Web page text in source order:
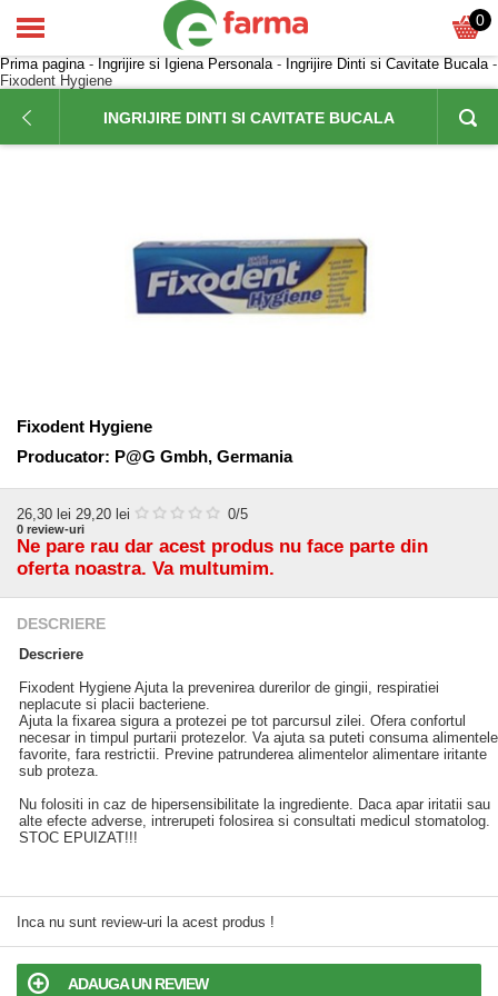
0
Prima pagina- Ingrijire si Igiena Personala- Ingrijire Dinti si Cavitate Bucala-
Fixodent Hygiene
INGRIJIRE DINTI SI CAVITATE BUCALA
Fixodent Hygiene
Producator: P@G Gmbh, Germania
26,30 lei 29,20 lei 0/5
0 review-uri
Ne pare rau dar acest produs nu face parte din
oferta noastra. Va multumim.
DESCRIERE
Descriere
Fixodent Hygiene Ajuta la prevenirea durerilor de gingii, respiratiei
neplacute si placii bacteriene.
Ajuta la fixarea sigura a protezei pe tot parcursul zilei. Ofera confortul
necesar in timpul purtarii protezelor. Va ajuta sa puteti consuma alimentele
favorite, fara restrictii. Previne patrunderea alimentelor alimentare iritante
sub proteza.
Nu folositi in caz de hipersensibilitate la ingrediente. Daca apar iritatii sau
alte efecte adverse, intrerupeti folosirea si consultati medicul stomatolog.
STOC EPUIZAT!!!
Inca nu sunt review-uri la acest produs !
ADAUGA UN REVIEW